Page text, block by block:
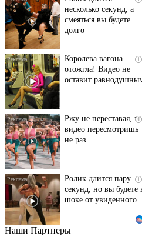
несколько секунд, а
смеяться вы будете
i
Королева вагона
отожгла! Видео не
оставит равнодушным
i
Ржу не переставая, это
видео пересмотришь
не раз
i
Ролик длится пару
секунд, но вы будете в
шоке от увиденного
Этот танец невесты
Наши Партнеры